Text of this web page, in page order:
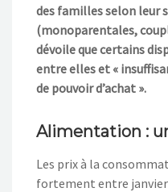
des familles selon leur
(monoparentales,
dévoile que certains
entre elles et «
de pouvoir d’achat ».
Alimentation :
Les prix à la
fortement entre janvier